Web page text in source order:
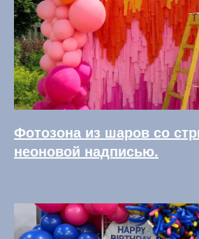
Фотозона из шаров со
неоновой надписью.